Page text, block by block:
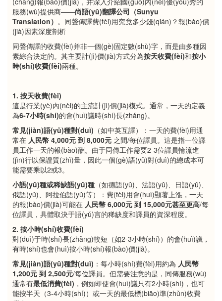
服務(wù)提供商——尚語(yǔ)翻譯公司（Sunyu
Translation） 。同聲傳譯費(fèi)用究竟多少錢(qián)？報(bào)價
(jià)因素深度剖析
同聲傳譯的收費(fèi)并非一個(gè)固定數(shù)字，而是由多種因
素綜合決定的。其主要計(jì)價(jià)方式分為按天收費(fèi)和按小
時(shí)收費(fèi)兩種。
1. 按天收費(fèi)
這是行業(yè)內(nèi)的主流計(jì)價(jià)模式。通常，一天的定義
為6-7小時(shí)的會(huì)議時(shí)長(zhǎng)。
常見(jiàn)語(yǔ)種對(duì) （如中英互譯）：一天的費(fèi)用通
常在 人民幣 4,000元 到 8,000元 之間/每位譯員。這是指一位譯
員工作一天的報(bào)酬。由于同傳工作需要2-3位譯員輪流進
(jìn)行以保證質(zhì)量，因此一個(gè)語(yǔ)對(duì)的總成本可
能需要乘以2或3。
小語(yǔ)種或稀缺語(yǔ)種 （如德語(yǔ)、法語(yǔ)、日語(yǔ)、
俄語(yǔ)、阿拉伯語(yǔ)等）：費(fèi)用會(huì)顯著上漲，一天
的報(bào)價(jià)可能在 人民幣 6,000元 到 15,000元甚至更高/每
位譯員，具體取決于語(yǔ)言的稀缺度和譯員的資深程度。
2. 按小時(shí)收費(fèi)
對(duì)于時(shí)長(zhǎng)較短（如2-3小時(shí)）的會(huì)議，
有時(shí)也會(huì)按小時(shí)報(bào)價(jià)。
常見(jiàn)語(yǔ)種對(duì) ：每小時(shí)費(fèi)用約為 人民幣
1,200元 到 2,500元/每位譯員。但需要注意的是，同傳服務(wù)
通常有最低消費(fèi) ，例如即使會(huì)議只有2小時(shí)，也可
能按半天（3-4小時(shí)）或一天的最低標(biāo)準(zhǔn)收費